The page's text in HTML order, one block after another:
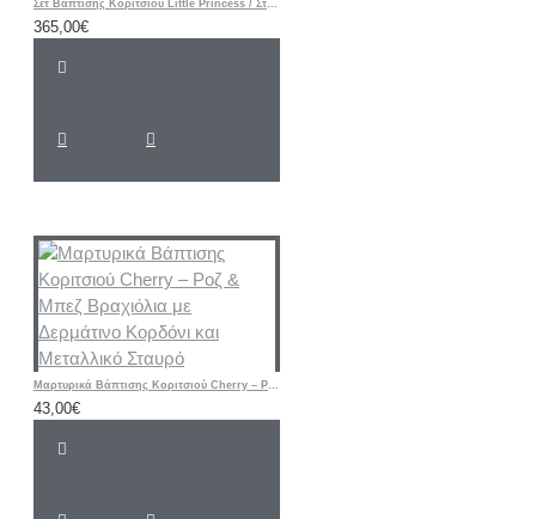
Σετ Βάπτισης Κοριτσιού Little Princess / Στέμμα με Ζωγραφισμένη Βαλίτσα
365,00€
Μαρτυρικά Βάπτισης Κοριτσιού Cherry – Ροζ & Μπεζ Βραχιόλια με Δερμάτινο Κορδόνι και Μεταλλικό Σταυρό
43,00€